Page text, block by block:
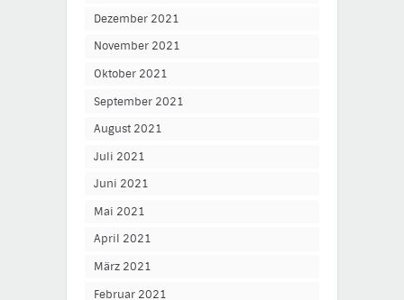
Dezember 2021
November 2021
Oktober 2021
September 2021
August 2021
Juli 2021
Juni 2021
Mai 2021
April 2021
März 2021
Februar 2021